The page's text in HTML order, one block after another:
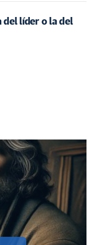
del líder o la del